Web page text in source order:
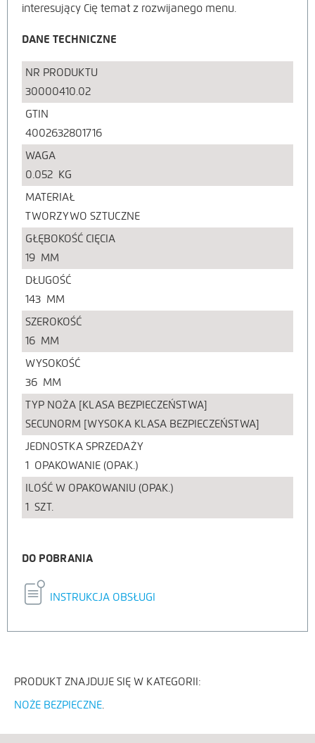
interesujący Cię temat z rozwijanego menu.
DANE TECHNICZNE
NR PRODUKTU
30000410.02
GTIN
4002632801716
WAGA
0.052 KG
MATERIAŁ
TWORZYWO SZTUCZNE
GŁĘBOKOŚĆ CIĘCIA
19 MM
DŁUGOŚĆ
143 MM
SZEROKOŚĆ
16 MM
WYSOKOŚĆ
36 MM
TYP NOŻA [KLASA BEZPIECZEŃSTWA]
SECUNORM [WYSOKA KLASA BEZPIECZEŃSTWA]
JEDNOSTKA SPRZEDAŻY
1 OPAKOWANIE (OPAK.)
ILOŚĆ W OPAKOWANIU (OPAK.)
1 SZT.
DO POBRANIA
INSTRUKCJA OBSŁUGI
PRODUKT ZNAJDUJE SIĘ W KATEGORII:
NOŻE BEZPIECZNE